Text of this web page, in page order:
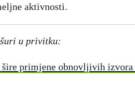
aktivnosti.
u privitku:
primjene obnovljivih